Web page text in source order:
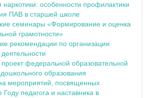
наркотики: особенности профилактики
ПАВ в старшей школе
семинары «Формирование и оценка
грамотности»
рекомендации по организации
федеральной образовательной
образования
мероприятий, посвященных
педагога и наставника в